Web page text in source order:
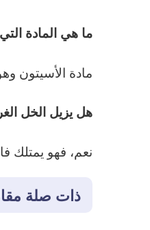
ما هي المادة التي
مادة الأسيتون
هل يزيل الخل
نعم، فهو يمتلك
ذات صلة